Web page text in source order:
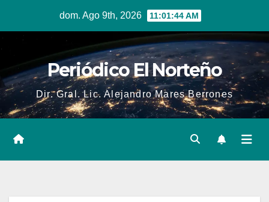
dom. Ago 9th, 2026 11:01:45 AM
Periódico El Norteño
Dir. Gral. Lic. Alejandro Mares Berrones